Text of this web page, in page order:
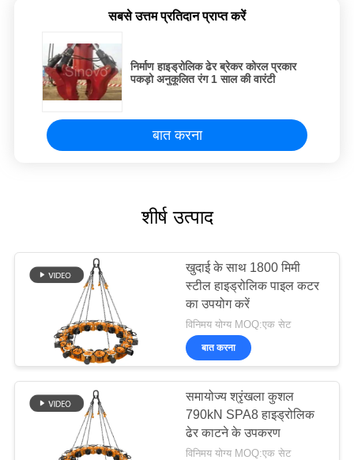
सबसे उत्तम प्रतिदान प्राप्त करें
निर्माण हाइड्रोलिक ढेर ब्रेकर कोरल प्रकार
पकड़ो अनुकूलित रंग 1 साल की वारंटी
बात करना
शीर्ष उत्पाद
खुदाई के साथ 1800 मिमी
स्टील हाइड्रोलिक पाइल कटर
का उपयोग करें
विनिमय योग्य MOQ:एक सेट
बात करना
समायोज्य श्रृंखला कुशल
790kN SPA8 हाइड्रोलिक
ढेर काटने के उपकरण
विनिमय योग्य MOQ:एक सेट